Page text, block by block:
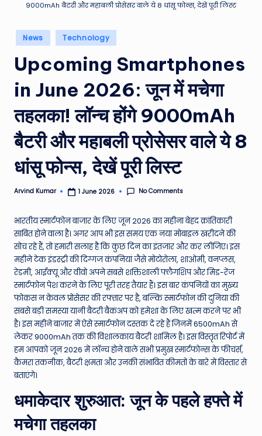
e
c
h
&
M
o
vi
e
N
w
s
A
ro
u
n
d
T
h
e
W
9000mAh बैटरी और महाबली प्रोसेसर वाले ये 8 धांसू फोन्स, देखें पूरी लिस्ट
Posted
in
News Technology
Upcoming Smartphones
in June 2026: जून में मचेगा
तहलका! लॉन्च होंगे 9000mAh
बैटरी और महाबली प्रोसेसर वाले ये 8
धांसू फोन्स, देखें पूरी लिस्ट
Posted
Arvind Kumar 1 June 2026 No Comments
भारतीय स्मार्टफोन बाजार के लिए जून 2026 का महीना बेहद क्रांतिकारी
साबित होने वाला है। अगर आप भी इस समय एक नया मोबाइल खरीदने की
सोच रहे हैं, तो हमारी सलाह है कि कुछ दिन का इंतजार और कर लीजिए। इस
महीने टेक इंडस्ट्री की दिग्गज कंपनियां जैसे मोटोरोला, शाओमी, वनप्लस,
रेडमी, आईक्यू और वीवो अपने सबसे शक्तिशाली फ्लैगशिप और मिड-रेंज
स्मार्टफोन पेश करने के लिए पूरी तरह तैयार हैं। इस बार कंपनियों का मुख्य
फोकस न केवल प्रोसेसर की रफ्तार पर है, बल्कि स्मार्टफोन की दुनिया की
सबसे बड़ी समस्या यानी बैटरी बैकअप को हमेशा के लिए खत्म करने पर भी
है। इस महीने बाजार में ऐसे स्मार्टफोन दस्तक दे रहे हैं जिनमें 6500mAh से
लेकर 9000mAh तक की विशालकाय बैटरी शामिल है। इस विस्तृत रिपोर्ट में
हम आपको जून 2026 में लॉन्च होने वाले सभी प्रमुख स्मार्टफोन्स के फीचर्स,
कैमरा तकनीक, बैटरी क्षमता और उनकी संभावित कीमतों के बारे में विस्तार से
बताएंगे।
धमाकेदार शुरुआत: जून के पहले हफ्ते में
मचेगा तहलका